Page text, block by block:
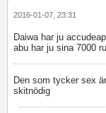
2016-01-07, 23:31
Daiwa har ju
abu har ju sina 7000
Den som tycker sex
skitnödig